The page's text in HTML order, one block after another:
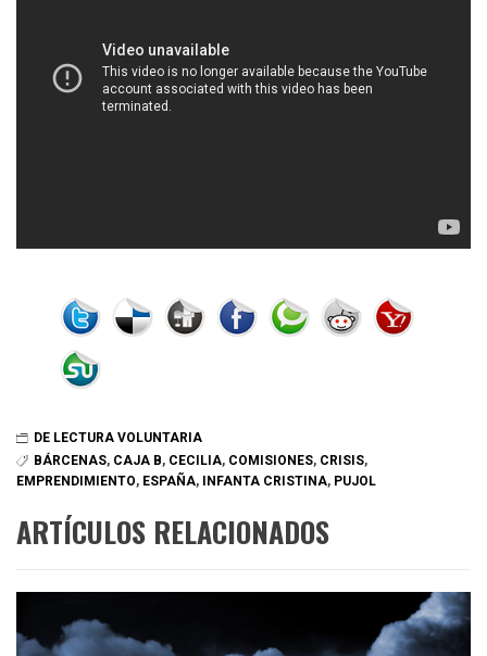
DE LECTURA VOLUNTARIA
BÁRCENAS, CAJA B, CECILIA, COMISIONES, CRISIS,
EMPRENDIMIENTO, ESPAÑA, INFANTA CRISTINA, PUJOL
ARTÍCULOS RELACIONADOS